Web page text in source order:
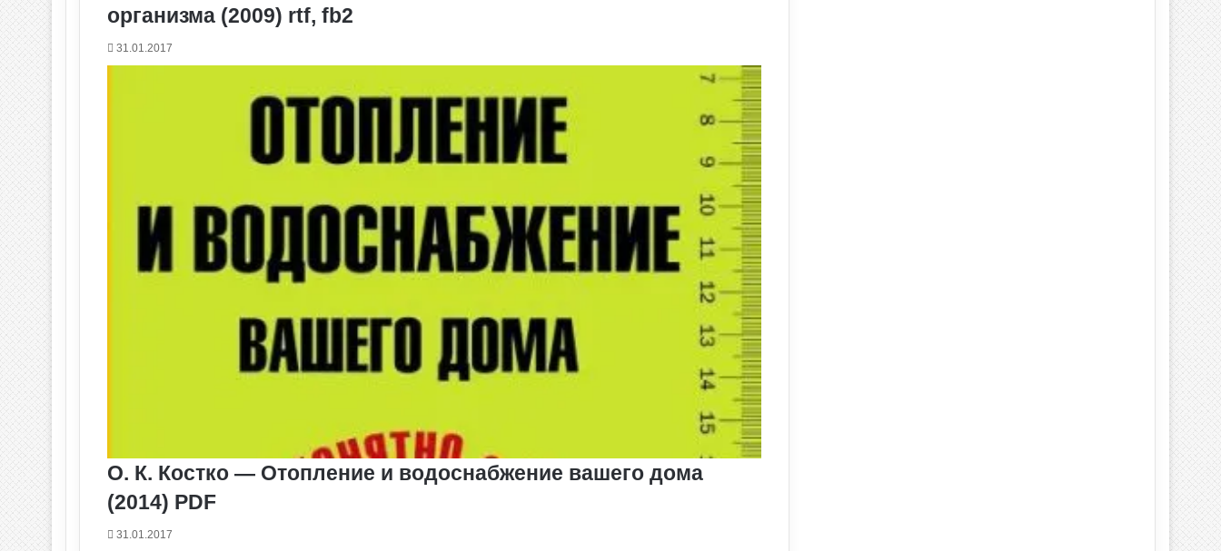
организма (2009) rtf, fb2
31.01.2017
О. К. Костко — Отопление и водоснабжение вашего дома
(2014) PDF
31.01.2017